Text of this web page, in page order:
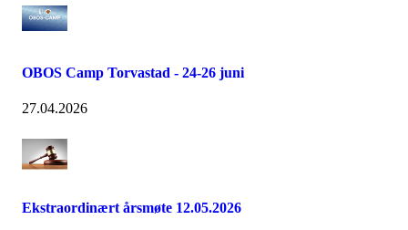
OBOS Camp Torvastad - 24-26 juni
27.04.2026
Ekstraordinært årsmøte 12.05.2026